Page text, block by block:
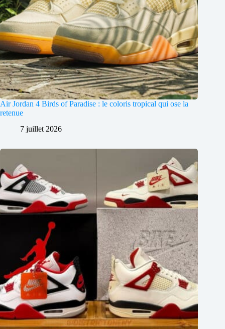
Air Jordan 4 Birds of Paradise : le coloris tropical qui ose la
retenue
7 juillet 2026